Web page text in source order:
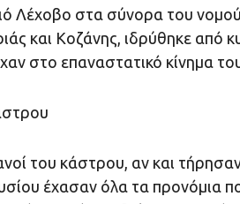
Λέχοβο στα σύνορα του
και Κοζάνης, ιδρύθηκε από
στο επαναστατικό κίνημα
του κάστρου, αν και
έχασαν όλα τα προνόμια